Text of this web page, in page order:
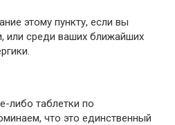
этому пункту, если вы
или среди ваших ближайших
либо таблетки по
что это единственный